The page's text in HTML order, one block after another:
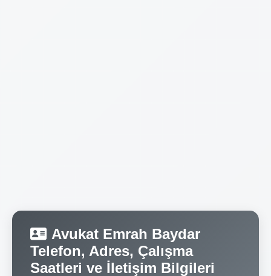
Avukat Emrah Baydar
Telefon, Adres, Çalışma
Saatleri ve İletişim Bilgileri